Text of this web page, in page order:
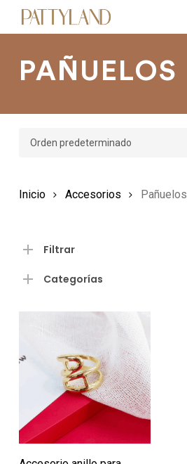
to
contentPAÑUELOS
Inicio Accesorios Pañuelos
Filtrar
Categorías